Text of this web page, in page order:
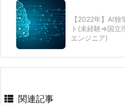
【2022年】AI
ト(未経験⇒国立
エンジニア)
関連記事